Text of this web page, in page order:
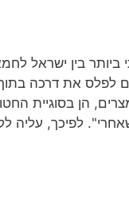
ביותר בין ישראל
לפלס את דרכה
הן בסוגיית
לפיכך, עליה